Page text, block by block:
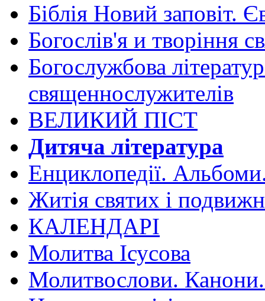
Біблія Новий заповіт.
Богослів'я и творіння
Богослужбова
священнослужителів
ВЕЛИКИЙ ПІСТ
Дитяча література
Енциклопедії.
Житія святих і
КАЛЕНДАРІ
Молитва Ісусова
Молитвослови.